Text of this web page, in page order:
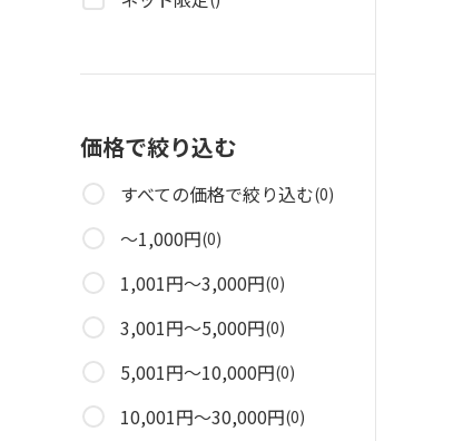
価格で絞り込む
すべての価格で絞り込む(0)
～1,000円(0)
1,001円～3,000円(0)
3,001円～5,000円(0)
5,001円～10,000円(0)
10,001円～30,000円(0)